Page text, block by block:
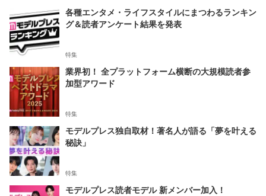
各種エンタメ・ライフスタイルにまつわるランキン
グ＆読者アンケート結果を発表
特集
業界初！ 全プラットフォーム横断の大規模読者参
加型アワード
特集
モデルプレス独自取材！著名人が語る「夢を叶える
秘訣」
特集
モデルプレス読者モデル 新メンバー加入！